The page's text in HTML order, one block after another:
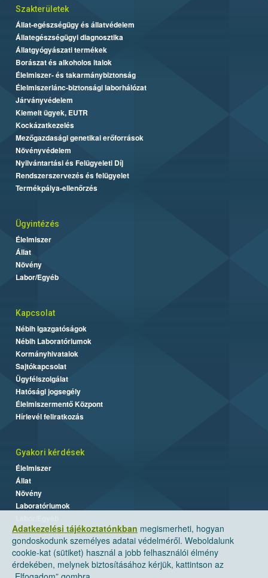
Adatkezelési tájékoztatónkban megismerheti, hogyan
gondoskodunk személyes adatai védelméről. Weboldalunk
cookie-kat (sütiket) használ a jobb felhasználói élmény
érdekében, melynek biztosításához kérjük, kattintson az
Szakterületek
Állat-egészségügy és állatvédelem
Állategészségügyi diagnosztika
Állatgyógyászati termékek
Borászat és alkoholos italok
Élelmiszer- és takarmánybiztonság
Élelmiszerlánc-biztonsági laborhálózat
Járványvédelem
Kiemelt ügyek, EUTR
Kockázatkezelés
Mezőgazdasági genetikai erőforrások
Növényvédelem
Nyilvántartási és Felügyeleti Díj
Rendszerszervezés és felügyelet
Termékpálya-ellenőrzés
Ügyintézés
Élelmiszer
Állat
Növény
Labor/Egyéb
Kapcsolat
Nébih Igazgatóságok
Nébih Laboratóriumok
Kormányhivatalok
Sajtókapcsolat
Ügyfélszolgálat
Hatósági jogsegély
Élelmiszermentő Központ
Hírlevél feliratkozás
Gyakori kérdések
Élelmiszer
Állat
Növény
Laboratóriumok